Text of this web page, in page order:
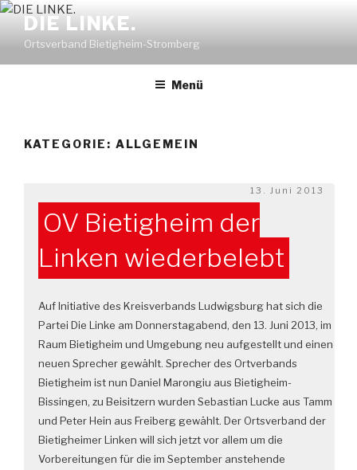
Zum
Inhalt
springen
DIE LINKE.
Ortsverband Bietigheim-Stromberg
Menü
KATEGORIE: ALLGEMEIN
Veröffentlicht
am
13. Juni 2013
OV Bietigheim der
Linken wiederbelebt
Auf Initiative des Kreisverbands Ludwigsburg hat sich die
Partei Die Linke am Donnerstagabend, den 13. Juni 2013, im
Raum Bietigheim und Umgebung neu aufgestellt und einen
neuen Sprecher gewählt. Sprecher des Ortverbands
Bietigheim ist nun Daniel Marongiu aus Bietigheim-
Bissingen, zu Beisitzern wurden Sebastian Lucke aus Tamm
und Peter Hein aus Freiberg gewählt. Der Ortsverband der
Bietigheimer Linken will sich jetzt vor allem um die
Vorbereitungen für die im September anstehende